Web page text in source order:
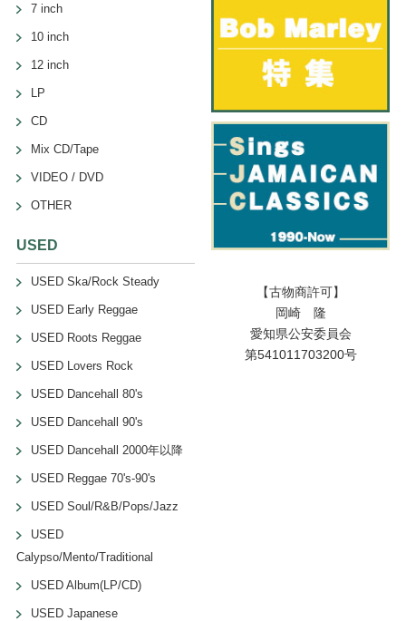
7 inch
10 inch
12 inch
LP
CD
Mix CD/Tape
VIDEO / DVD
OTHER
USED
USED Ska/Rock Steady
USED Early Reggae
USED Roots Reggae
USED Lovers Rock
USED Dancehall 80's
USED Dancehall 90's
USED Dancehall 2000年以降
USED Reggae 70's-90's
USED Soul/R&B/Pops/Jazz
USED
Calypso/Mento/Traditional
USED Album(LP/CD)
USED Japanese
【古物商許可】
岡崎 隆
愛知県公安委員会
第541011703200号